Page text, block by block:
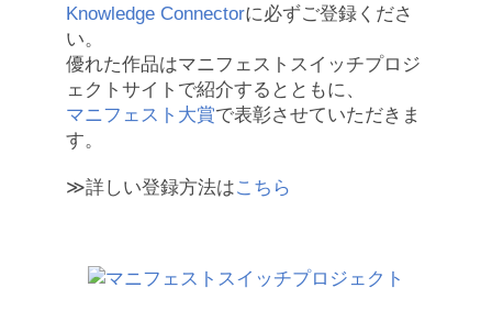
Knowledge Connectorに必ずご登録くださ
い。
優れた作品はマニフェストスイッチプロジ
ェクトサイトで紹介するとともに、
マニフェスト大賞で表彰させていただきま
す。
≫詳しい登録方法はこちら